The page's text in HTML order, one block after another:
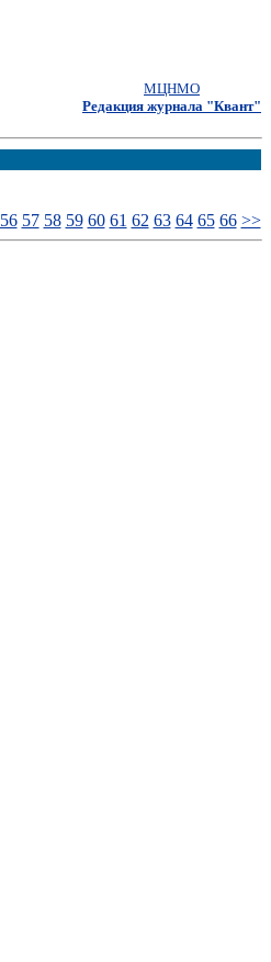
МЦНМО
Редакция журнала "Квант"
56 57 58 59 60 61 62 63 64 65 66 >>